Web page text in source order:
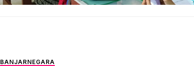
BANJARNEGARA